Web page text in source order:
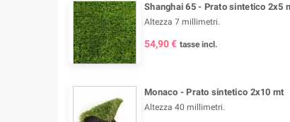
Shanghai 65 - Prato sintetico 2x5
Altezza 7 millimetri.
54,90 € tasse incl.
Monaco - Prato sintetico 2x10 mt
Altezza 40 millimetri.